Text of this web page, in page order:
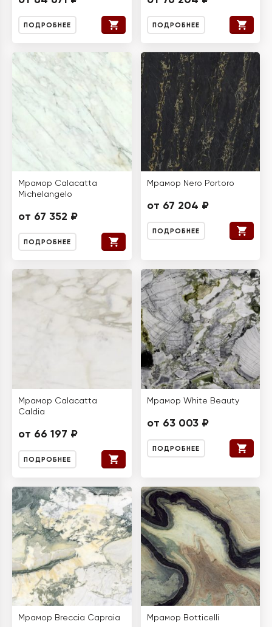
ПОДРОБНЕЕ ПОДРОБНЕЕ
Мрамор Calacatta
Michelangelo
от 67 352 ₽
ПОДРОБНЕЕ
Мрамор Nero Portoro
от 67 204 ₽
ПОДРОБНЕЕ
Мрамор Calacatta
Caldia
от 66 197 ₽
ПОДРОБНЕЕ
Мрамор White Beauty
от 63 003 ₽
ПОДРОБНЕЕ
Мрамор Breccia Capraia Мрамор Botticelli